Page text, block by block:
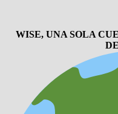
WISE, UNA SOLA